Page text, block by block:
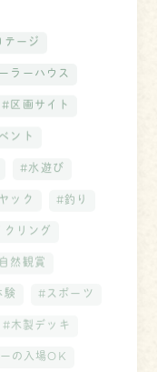
テージ
ラーハウス
#区画サイト
ント
#水遊び
ック #釣り
クリング
然観賞
験 #スポーツ
#木製デッキ
の入場OK